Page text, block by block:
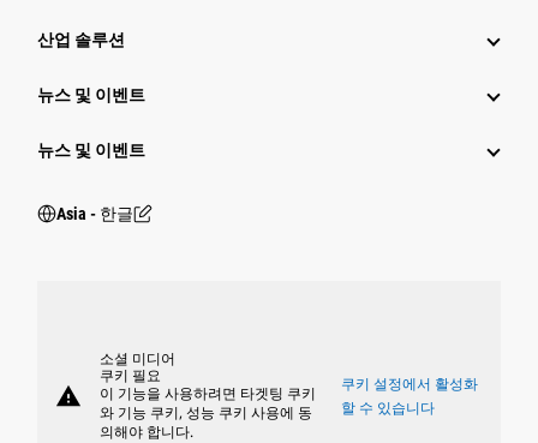
산업 솔루션
뉴스 및 이벤트
뉴스 및 이벤트
Asia - 한글
warning
소셜 미디어
쿠키 필요
이 기능을 사용하려면 타겟팅 쿠키
와 기능 쿠키, 성능 쿠키 사용에 동
의해야 합니다.
쿠키 설정에서 활성화
할 수 있습니다